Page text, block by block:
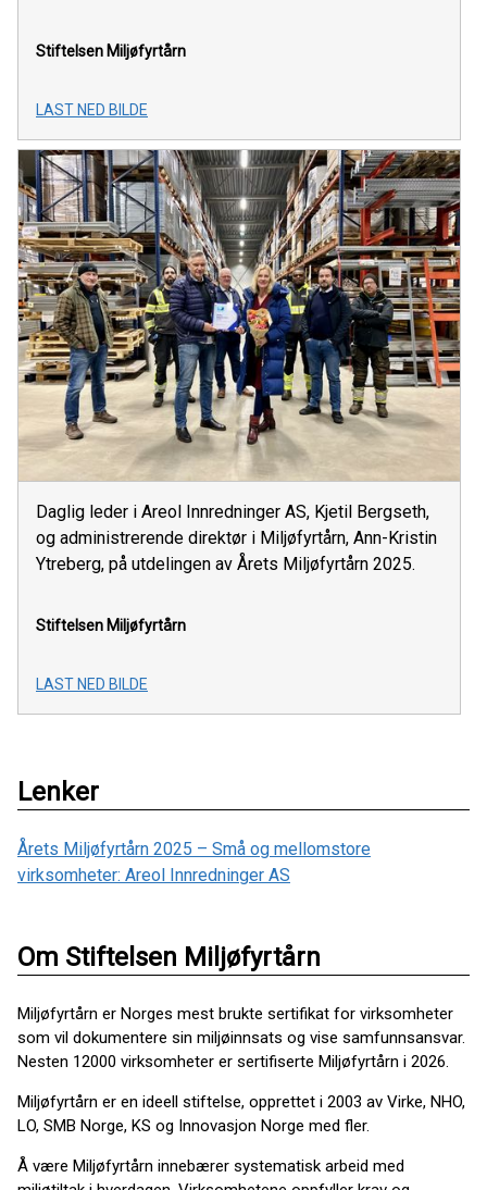
Stiftelsen Miljøfyrtårn
LAST NED BILDE
Daglig leder i Areol Innredninger AS, Kjetil Bergseth,
og administrerende direktør i Miljøfyrtårn, Ann-Kristin
Ytreberg, på utdelingen av Årets Miljøfyrtårn 2025.
Stiftelsen Miljøfyrtårn
LAST NED BILDE
Lenker
Årets Miljøfyrtårn 2025 – Små og mellomstore
virksomheter: Areol Innredninger AS
Om Stiftelsen Miljøfyrtårn
Miljøfyrtårn er Norges mest brukte sertifikat for virksomheter
som vil dokumentere sin miljøinnsats og vise samfunnsansvar.
Nesten 12000 virksomheter er sertifiserte Miljøfyrtårn i 2026.
Miljøfyrtårn er en ideell stiftelse, opprettet i 2003 av Virke, NHO,
LO, SMB Norge, KS og Innovasjon Norge med fler.
Å være Miljøfyrtårn innebærer systematisk arbeid med